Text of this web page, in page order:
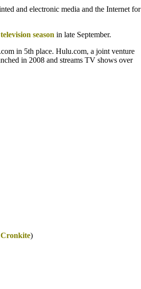
and electronic media and the Internet for
television season in late September.
in 5th place. Hulu.com, a joint venture
in 2008 and streams TV shows over
)